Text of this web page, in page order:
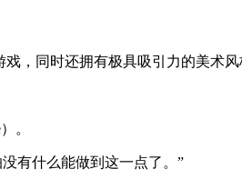
，同时还拥有极具吸引力的美术
。
有什么能做到这一点了。”